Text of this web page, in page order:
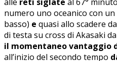
numero uno oceanico con
basso) e quasi allo scadere da
di testa su cross di Akasaki
il momentaneo vantaggio
all’inizio del secondo tempo